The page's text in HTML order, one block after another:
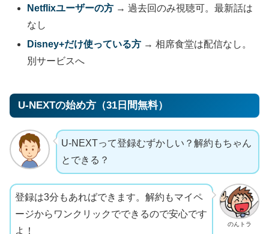
Netflixユーザーの方 → 過去回のみ視聴可。最新話は
なし
Disney+だけ使っている方 → 相席食堂は配信なし。
別サービスへ
U-NEXTの始め方（31日間無料）
U-NEXTって登録むずかしい？解約もちゃん
とできる？
のんトラ
登録は3分もあればできます。解約もマイペ
ージからワンクリックでできるので安心です
よ！